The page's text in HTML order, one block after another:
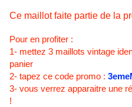
Ce maillot faite partie de la
Pour en profiter :
1- mettez 3 maillots vintage
panier
2- tapez ce code promo :
3- vous verrez apparaitre une
!